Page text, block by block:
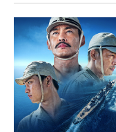
2025年9月12日(金)より